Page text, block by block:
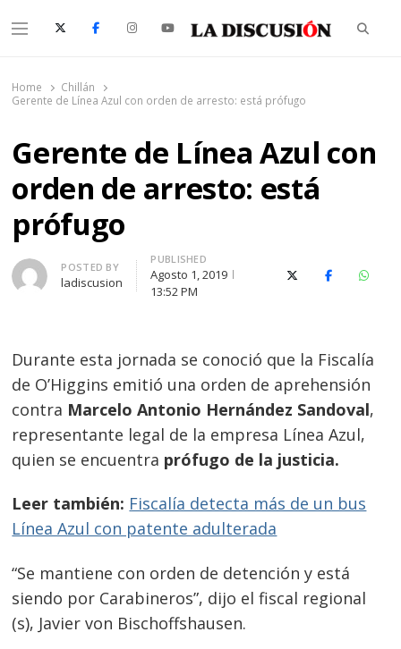
Menu
Home
Chillán
Gerente de Línea Azul con orden de arresto: está prófugo
Gerente de Línea Azul con
orden de arresto: está
prófugo
Author
POSTED BY
ladiscusion
PUBLISHED
Agosto 1, 2019
13:52 PM
X (Twitter)Facebook
Durante esta jornada se conoció que la Fiscalía
de O’Higgins emitió una orden de aprehensión
contra Marcelo Antonio Hernández Sandoval,
representante legal de la empresa Línea Azul,
quien se encuentra prófugo de la justicia.
Leer también: Fiscalía detecta más de un bus
Línea Azul con patente adulterada
“Se mantiene con orden de detención y está
siendo por Carabineros”, dijo el fiscal regional
(s), Javier von Bischoffshausen.